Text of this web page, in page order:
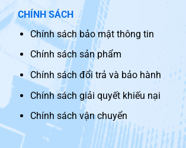
CHÍNH SÁCH
Chính sách bảo mật thông tin
Chính sách sản phẩm
Chính sách đổi trả và bảo hành
Chính sách giải quyết khiếu nại
Chính sách vận chuyển